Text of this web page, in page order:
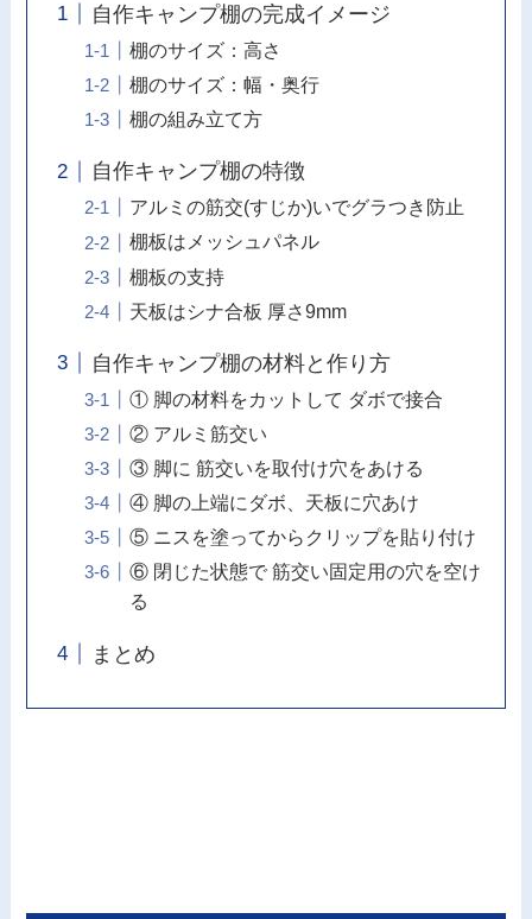
自作キャンプ棚の完成イメージ
棚のサイズ：高さ
棚のサイズ：幅・奥行
棚の組み立て方
自作キャンプ棚の特徴
アルミの筋交(すじか)いでグラつき防止
棚板はメッシュパネル
棚板の支持
天板はシナ合板 厚さ9mm
自作キャンプ棚の材料と作り方
① 脚の材料をカットして ダボで接合
② アルミ筋交い
③ 脚に 筋交いを取付け穴をあける
④ 脚の上端にダボ、天板に穴あけ
⑤ ニスを塗ってからクリップを貼り付け
⑥ 閉じた状態で 筋交い固定用の穴を空け
る
まとめ